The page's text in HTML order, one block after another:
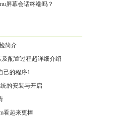
屏幕会话终端吗？
简介
及配置过程超详细介绍
己的程序1
的安装与开启
看起来更棒